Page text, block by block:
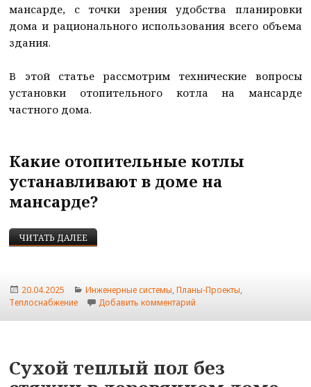
мансарде, с точки зрения удобства планировки
дома и рационального использования всего объема
здания.
В этой статье рассмотрим технические вопросы
установки отопительного котла на мансарде
частного дома.
Какие отопительные котлы
устанавливают в доме на
мансарде?
ЧИТАТЬ ДАЛЕЕУСТАНОВКА КОТЛА В ЧАСТНОМ ДОМЕ НА
Опубликовано
20.04.2025 Рубрики
Инженерные системы,Планы-Проекты,
Теплоснабжение
Добавить комментарий
Сухой теплый пол без